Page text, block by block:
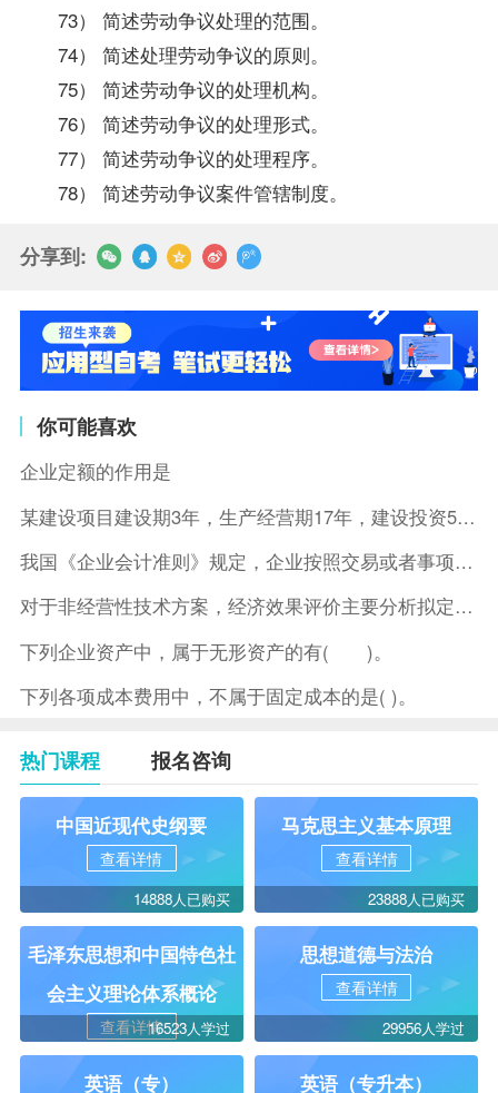
73） 简述劳动争议处理的范围。
74） 简述处理劳动争议的原则。
75） 简述劳动争议的处理机构。
76） 简述劳动争议的处理形式。
77） 简述劳动争议的处理程序。
78） 简述劳动争议案件管辖制度。
分享到:
你可能喜欢
企业定额的作用是
某建设项目建设期3年，生产经营期17年，建设投资5500万元
我国《企业会计准则》规定，企业按照交易或者事项的经济特征确定
对于非经营性技术方案，经济效果评价主要分析拟定方案的( )。
下列企业资产中，属于无形资产的有( )。
下列各项成本费用中，不属于固定成本的是( )。
热门课程 报名咨询
中国近现代史纲要
查看详情
14888人已购买
马克思主义基本原理
查看详情
23888人已购买
毛泽东思想和中国特色社
会主义理论体系概论
查看详情16523人学过
思想道德与法治
查看详情
29956人学过
英语（专） 英语（专升本）